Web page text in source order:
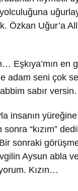
Özkan Uğur’a
Eşkıya’mın en
adam seni çok
sabır
insanın
“kızım”
sonraki
Aysun abla
Kızın…